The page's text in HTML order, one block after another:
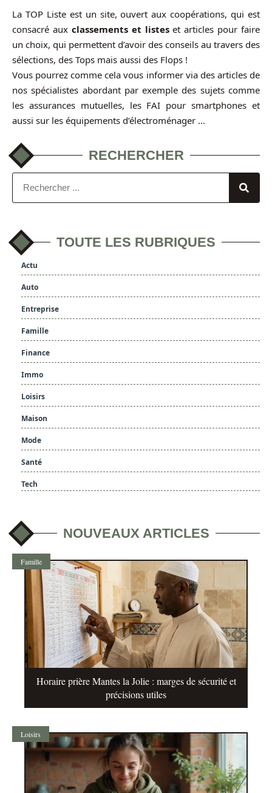
La TOP Liste est un site, ouvert aux coopérations, qui est
consacré aux classements et listeset articles pour faire
un choix, qui permettent d’avoir des conseils au travers des
sélections, des Tops mais aussi des Flops !
Vous pourrez comme cela vous informer via des articles de
nos spécialistes abordant par exemple des sujets comme
les assurances mutuelles, les FAI pour smartphones et
aussi sur les équipements d’électroménager …
RECHERCHER
TOUTE LES RUBRIQUES
Actu
Auto
Entreprise
Famille
Finance
Immo
Loisirs
Maison
Mode
Santé
Tech
NOUVEAUX ARTICLES
Famille
Horaire prière Mantes la Jolie : marges de sécurité et
précisions utiles
Loisirs